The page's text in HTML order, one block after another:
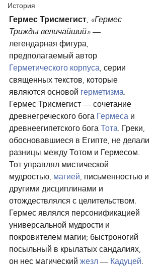
История
Гермес Трисмегист, «Гермес
Трижды величайший» —
легендарная фигура,
предполагаемый автор
Герметического корпуса, серии
священных текстов, которые
являются основой герметизма.
Гермес Трисмегист — сочетание
древнегреческого бога Гермеса и
древнеегипетского бога Тота. Греки,
обосновавшиеся в Египте, не делали
разницы между Тотом и Гермесом.
Тот управлял мистической
мудростью, магией, письменностью и
другими дисциплинами и
отождествлялся с целительством.
Гермес являлся персонификацией
универсальной мудрости и
покровителем магии; быстроногий
посыльный в крылатых сандалиях,
он нес магический жезл — Кадуцей.